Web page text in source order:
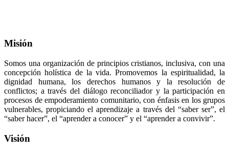
Misión
Somos una organización de principios cristianos, inclusiva, con una
concepción holística de la vida. Promovemos la espiritualidad, la
dignidad humana, los derechos humanos y la resolución de
conflictos; a través del diálogo reconciliador y la participación en
procesos de empoderamiento comunitario, con énfasis en los grupos
vulnerables, propiciando el aprendizaje a través del “saber ser”, el
“saber hacer”, el “aprender a conocer” y el “aprender a convivir”.
Visión